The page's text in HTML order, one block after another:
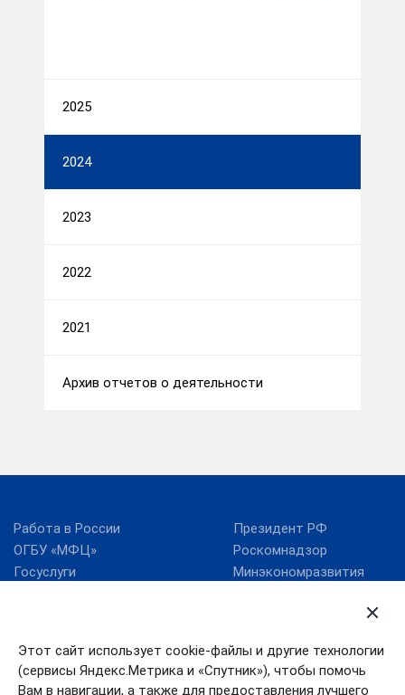
Этот сайт использует cookie-файлы и другие технологии
(сервисы Яндекс.Метрика и «Спутник»), чтобы помочь
Вам в навигации, а также для предоставления лучшего
2025
2024
2023
2022
2021
Архив отчетов о деятельности
Работа в России
ОГБУ «МФЦ»
Госуслуги
Президент РФ
Роскомнадзор
Минэкономразвития
Правительство
Ивановской области
Правительство РФ
Поиск по сайту
Губернатор Ивановской
области